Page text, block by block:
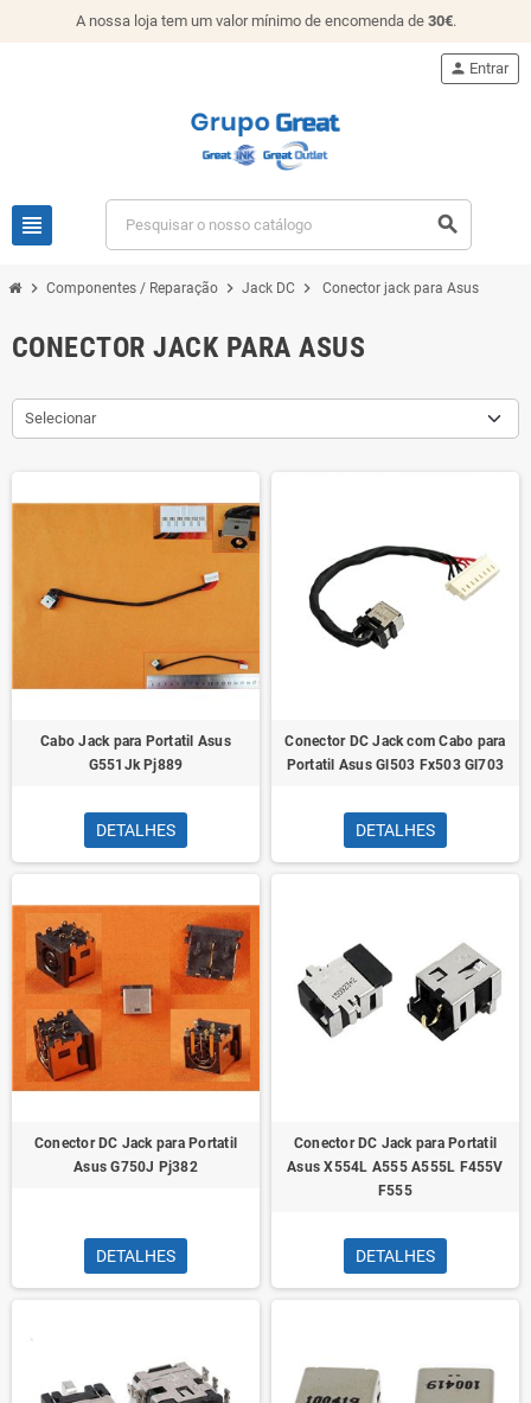
A nossa loja tem um valor mínimo de encomenda de 30€.
view_headline search
person Entrar
chevron_right Componentes / Reparação chevron_right Jack DC chevron_right Conector jack para Asus
CONECTOR JACK PARA ASUS
Selecionar
Cabo Jack para Portatil Asus
G551Jk Pj889
DETALHES
Conector DC Jack com Cabo para
Portatil Asus Gl503 Fx503 Gl703
DETALHES
Conector DC Jack para Portatil
Asus G750J Pj382
DETALHES
Conector DC Jack para Portatil
Asus X554L A555 A555L F455V
F555
DETALHES